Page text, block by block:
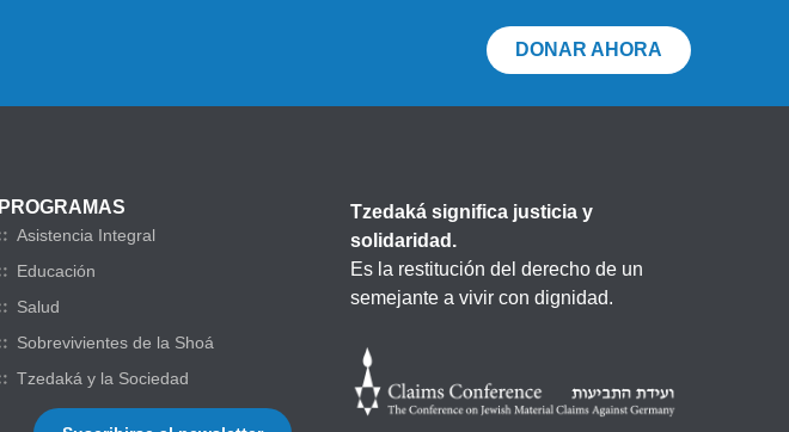
DONAR AHORA
PROGRAMAS
Asistencia Integral
Educación
Salud
Sobrevivientes de la Shoá
Tzedaká y la Sociedad
Tzedaká significa justicia y
solidaridad.
Es la restitución del derecho de un
semejante a vivir con dignidad.